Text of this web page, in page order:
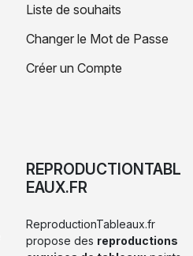
Liste de souhaits
Changer le Mot de Passe
Créer un Compte
REPRODUCTIONTABL
EAUX.FR
ReproductionTableaux.fr
propose des reproductions